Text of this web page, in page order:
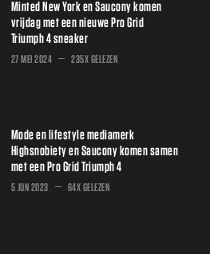
Minted New York en Saucony komen
vrijdag met een nieuwe Pro Grid
Triumph 4 sneaker
27 MEI 2024 235X GELEZEN
Mode en lifestyle mediamerk
Highsnobiety en Saucony komen samen
met een Pro Grid Triumph 4
5 JUN 2023 64X GELEZEN